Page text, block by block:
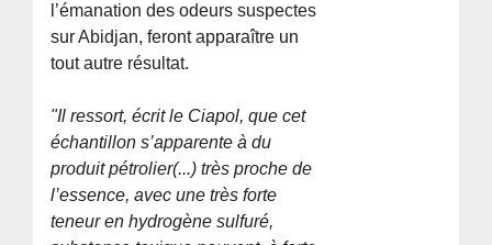
l’émanation des odeurs suspectes
sur Abidjan, feront apparaître un
tout autre résultat.
"Il ressort, écrit le Ciapol, que cet
échantillon s’apparente à du
produit pétrolier(...) très proche de
l’essence, avec une très forte
teneur en hydrogène sulfuré,